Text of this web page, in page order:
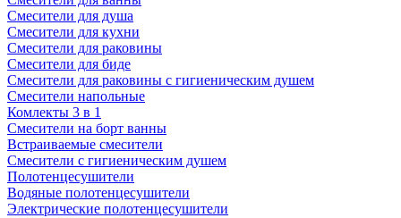
Смесители для душа
Смесители для кухни
Смесители для раковины
Смесители для биде
Смесители для раковины с гигиеническим душем
Смесители напольные
Комлекты 3 в 1
Смесители на борт ванны
Встраиваемые смесители
Смесители с гигиеническим душем
Полотенцесушители
Водяные полотенцесушители
Электрические полотенцесушители